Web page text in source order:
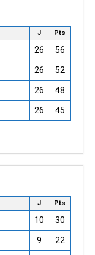
J Pts
26 56
26 52
26 48
26 45
J Pts
10 30
9 22